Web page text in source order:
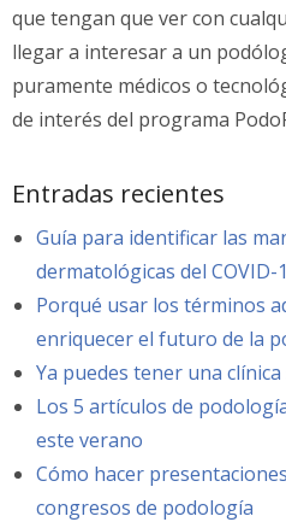
que tengan que ver con
llegar a interesar a un
puramente médicos o
de interés del programa
Entradas recientes
Guía para identificar las
dermatológicas del COVID-
Porqué usar los términos
enriquecer el futuro de la
Ya puedes tener una
Los 5 artículos de
este verano
Cómo hacer
congresos de podología